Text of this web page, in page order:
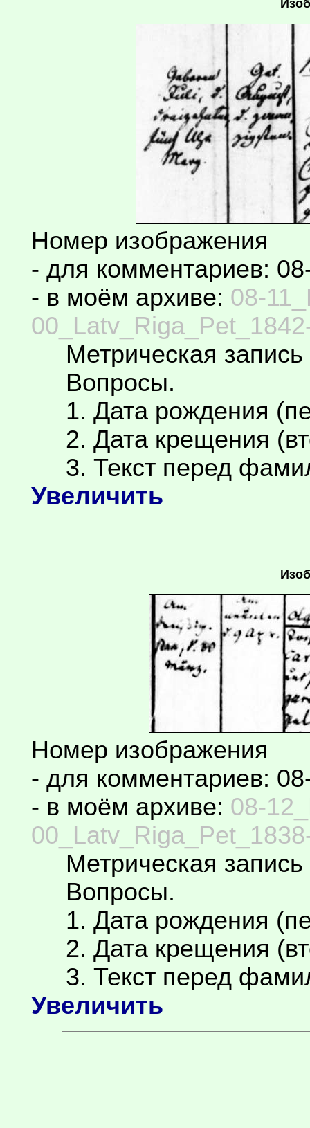
Номер изображения
- для комментариев:
- в моём архиве: 08-
Метрическая запись
Вопросы.
1. Дата рождения
2. Дата крещения
3. Текст перед
Увеличить
Номер изображения
- для комментариев:
- в моём архиве: 08-
Метрическая запись
Вопросы.
1. Дата рождения
2. Дата крещения
3. Текст перед
Увеличить